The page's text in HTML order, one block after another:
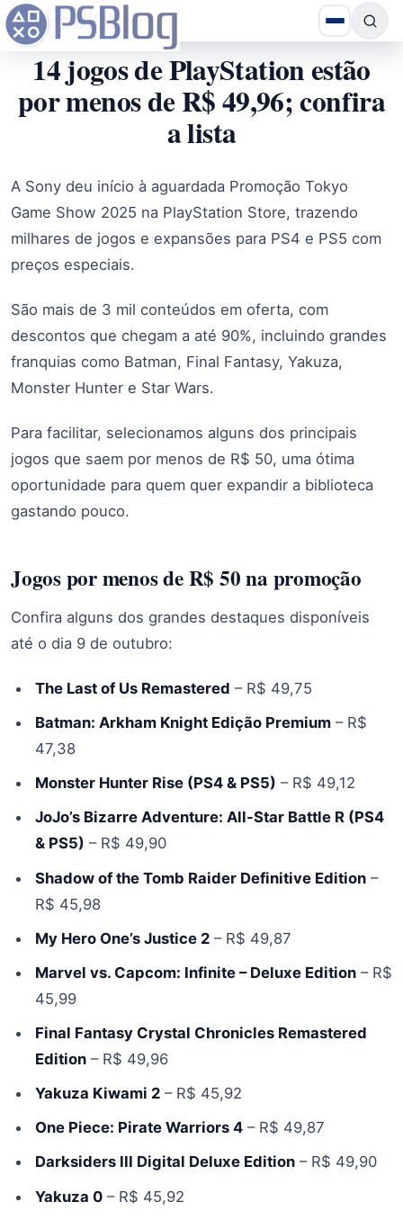
14 jogos de PlayStation estão
por menos de R$ 49,96; confira
a lista
A Sony deu início à aguardada Promoção Tokyo
Game Show 2025 na PlayStation Store, trazendo
milhares de jogos e expansões para PS4 e PS5 com
preços especiais.
São mais de 3 mil conteúdos em oferta, com
descontos que chegam a até 90%, incluindo grandes
franquias como Batman, Final Fantasy, Yakuza,
Monster Hunter e Star Wars.
Para facilitar, selecionamos alguns dos principais
jogos que saem por menos de R$ 50, uma ótima
oportunidade para quem quer expandir a biblioteca
gastando pouco.
Jogos por menos de R$ 50 na promoção
Confira alguns dos grandes destaques disponíveis
até o dia 9 de outubro:
The Last of Us Remastered – R$ 49,75
Batman: Arkham Knight Edição Premium– R$
47,38
Monster Hunter Rise (PS4 & PS5) – R$ 49,12
JoJo’s Bizarre Adventure: All-Star Battle R (PS4
& PS5) – R$ 49,90
Shadow of the Tomb Raider Definitive Edition–
R$ 45,98
My Hero One’s Justice 2– R$ 49,87
Marvel vs. Capcom: Infinite – Deluxe Edition– R$
45,99
Final Fantasy Crystal Chronicles Remastered
Edition– R$ 49,96
Yakuza Kiwami 2– R$ 45,92
One Piece: Pirate Warriors 4– R$ 49,87
Darksiders III Digital Deluxe Edition– R$ 49,90
Yakuza 0– R$ 45,92